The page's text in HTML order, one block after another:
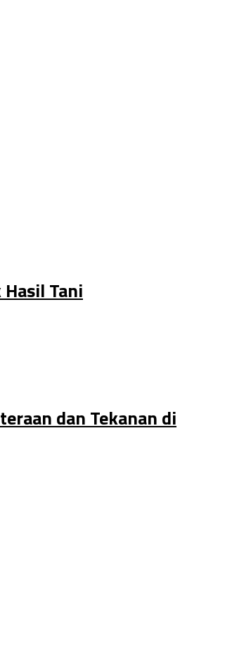
Tani
dan Tekanan di